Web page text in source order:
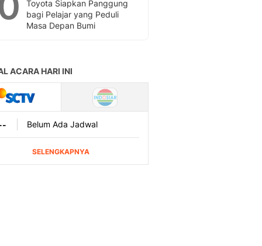
Toyota Siapkan Panggung
bagi Pelajar yang Peduli
Masa Depan Bumi